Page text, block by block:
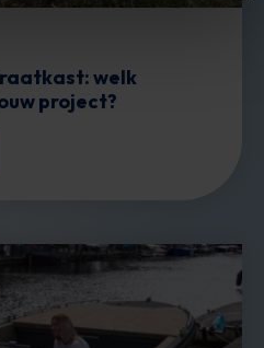
welk
project?